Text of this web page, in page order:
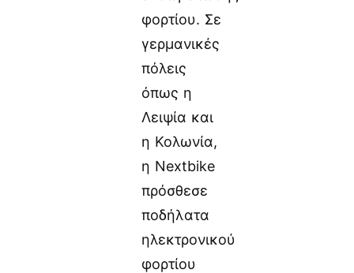
φορτίου. Σε
γερμανικές
πόλεις
όπως η
Λειψία και
η Κολωνία,
η Nextbike
πρόσθεσε
ποδήλατα
ηλεκτρονικού
φορτίου